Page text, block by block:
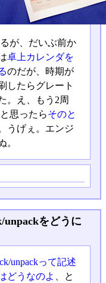
が、だいぶ前か
卓上カレンダを
のだが、時期が
したらグレート
。え、もう2周
思ったらそのと
うげぇ。エンジ
。
unpackをどうに
unpackって記述
どうなのよ
、と